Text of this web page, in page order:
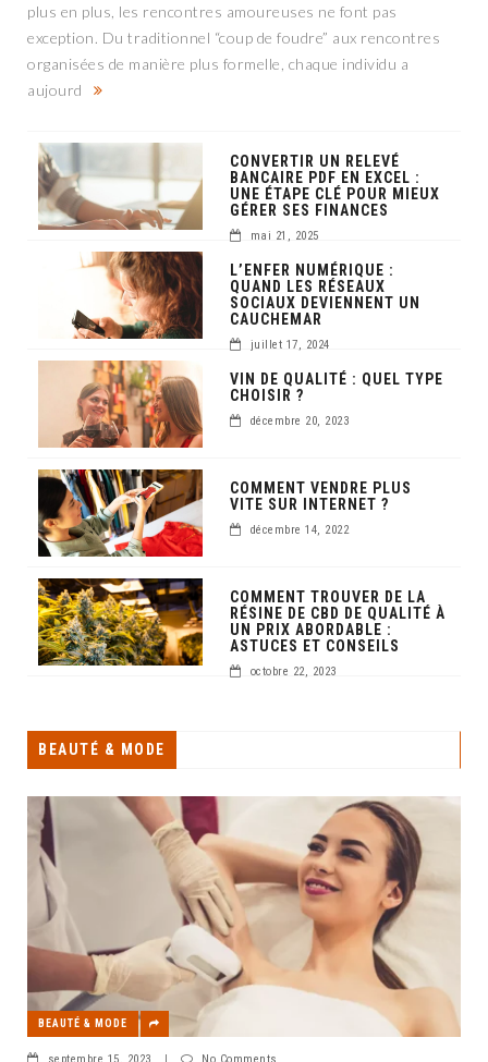
plus en plus, les rencontres amoureuses ne font pas
exception. Du traditionnel “coup de foudre” aux rencontres
organisées de manière plus formelle, chaque individu a
aujourd
CONVERTIR UN RELEVÉ
BANCAIRE PDF EN EXCEL :
UNE ÉTAPE CLÉ POUR MIEUX
GÉRER SES FINANCES
mai 21, 2025
L’ENFER NUMÉRIQUE :
QUAND LES RÉSEAUX
SOCIAUX DEVIENNENT UN
CAUCHEMAR
juillet 17, 2024
VIN DE QUALITÉ : QUEL TYPE
CHOISIR ?
décembre 20, 2023
COMMENT VENDRE PLUS
VITE SUR INTERNET ?
décembre 14, 2022
COMMENT TROUVER DE LA
RÉSINE DE CBD DE QUALITÉ À
UN PRIX ABORDABLE :
ASTUCES ET CONSEILS
octobre 22, 2023
BEAUTÉ & MODE
BEAUTÉ & MODE
septembre 15, 2023 | No Comments